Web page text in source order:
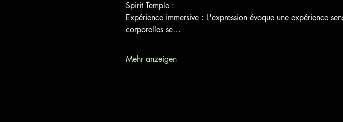
Spirit Temple :
Expérience immersive : L'expression évoque une expérience
corporelles se…
Mehr anzeigen